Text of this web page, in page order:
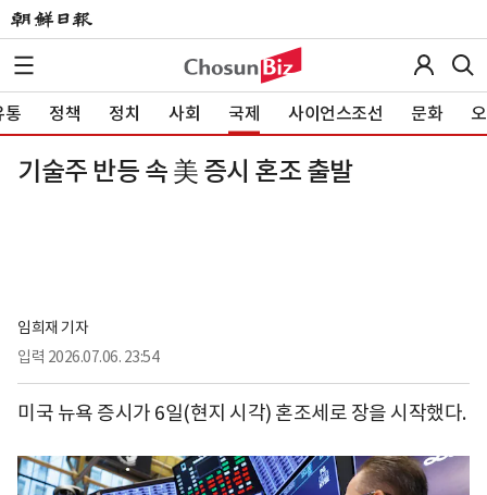
통 정책 정치 사회 국제 사이언스조선 문화
기술주 반등 속 美 증시 혼조 출발
임희재 기자
입력 2026.07.06. 23:54
미국 뉴욕 증시가 6일(현지 시각) 혼조세로 장을 시작했다.